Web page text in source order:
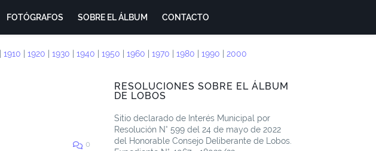
FOTÓGRAFOS SOBRE EL ÁLBUM CONTACTO
1910 1920 1930 1940 1950 1960 1970 1980 1990 2000
0
RESOLUCIONES SOBRE EL ÁLBUM
DE LOBOS
Sitio declarado de Interés Municipal por
Resolución N° 599 del 24 de mayo de 2022
del Honorable Consejo Deliberante de Lobos.